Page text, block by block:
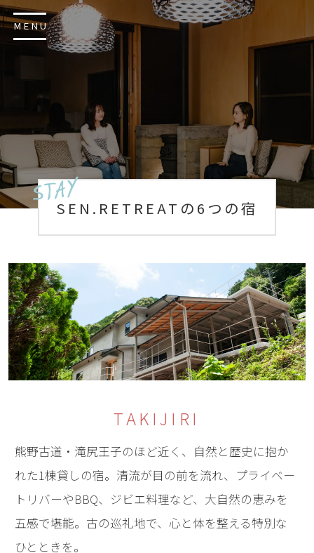
MENU
SEN.RETREATの6つの宿
TAKIJIRI
熊野古道・滝尻王子のほど近く、自然と歴史に抱か
れた1棟貸しの宿。清流が目の前を流れ、プライベー
トリバーやBBQ、ジビエ料理など、大自然の恵みを
五感で堪能。古の巡礼地で、心と体を整える特別な
ひとときを。